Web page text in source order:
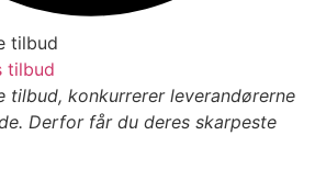
tilbud
tilbud
tilbud, konkurrerer leverandørerne
Derfor får du deres skarpeste